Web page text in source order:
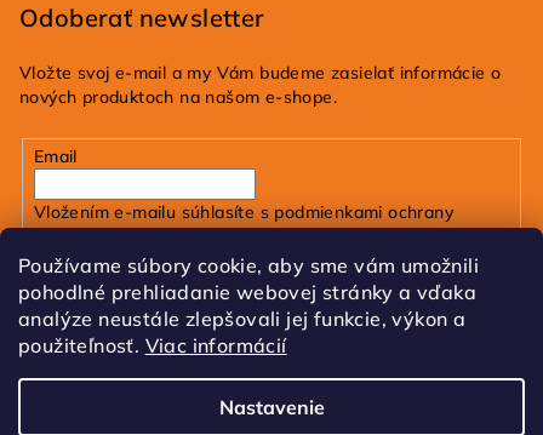
Používame súbory cookie, aby sme vám umožnili
pohodlné prehliadanie webovej stránky a vďaka
analýze neustále zlepšovali jej funkcie, výkon a
použiteľnosť. Viac informácií
Nastavenie
Odoberať newsletter
Vložte svoj e-mail a my Vám budeme zasielať informácie o
nových produktoch na našom e-shope.
Email
Vložením e-mailu súhlasíte s podmienkami ochrany
Prihlásiť sa